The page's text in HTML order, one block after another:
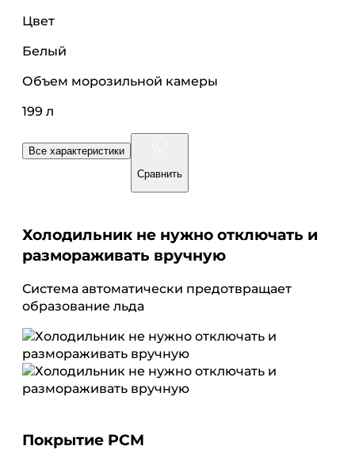
Цвет
Белый
Объем морозильной камеры
199 л
Все характеристики
Сравнить
Холодильник не нужно отключать и
размораживать вручную
Система автоматически предотвращает
образование льда
Покрытие PCM